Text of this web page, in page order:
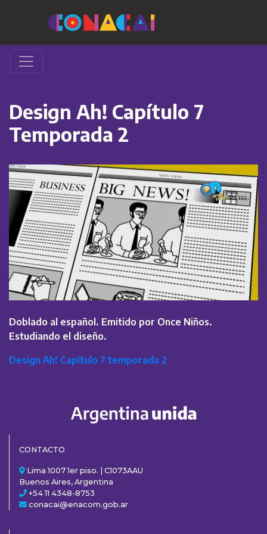
Design Ah! Capítulo 7
Temporada 2
Doblado al español. Emitido por Once Niños.
Estudiando el diseño.
Design Ah! Capítulo 7 temporada 2
CONTACTO
Lima 1007 1er piso. | C1073AAU
Buenos Aires, Argentina
+54 11 4348-8753
conacai@enacom.gob.ar